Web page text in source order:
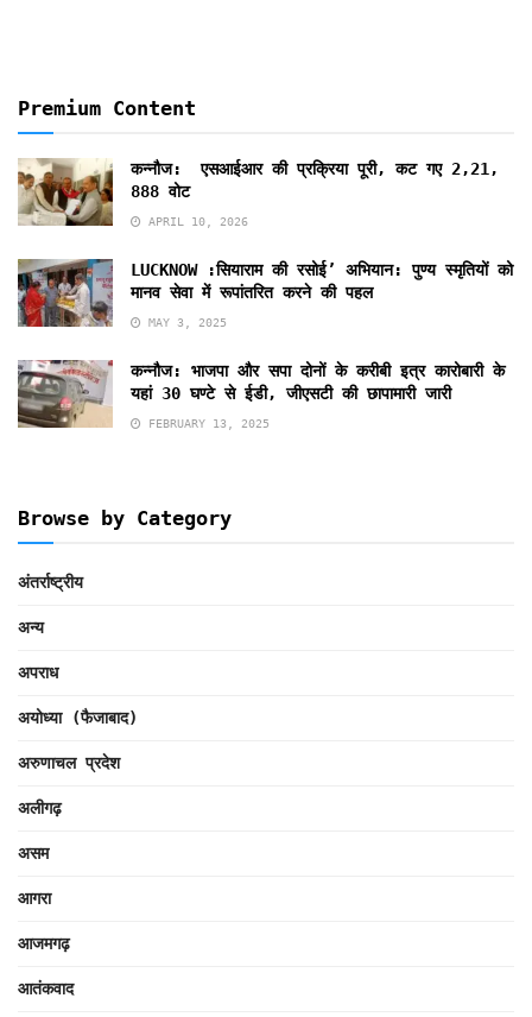
Premium Content
कन्नौज: एसआईआर की प्रक्रिया पूरी, कट गए 2,21,
888 वोट
APRIL 10, 2026
LUCKNOW :सियाराम की रसोई’ अभियान: पुण्य स्मृतियों को
मानव सेवा में रूपांतरित करने की पहल
MAY 3, 2025
कन्नौज: भाजपा और सपा दोनों के करीबी इत्र कारोबारी के
यहां 30 घण्टे से ईडी, जीएसटी की छापामारी जारी
FEBRUARY 13, 2025
Browse by Category
अंतर्राष्ट्रीय
अन्य
अपराध
अयोध्या (फैजाबाद)
अरुणाचल प्रदेश
अलीगढ़
असम
आगरा
आजमगढ़
आतंकवाद